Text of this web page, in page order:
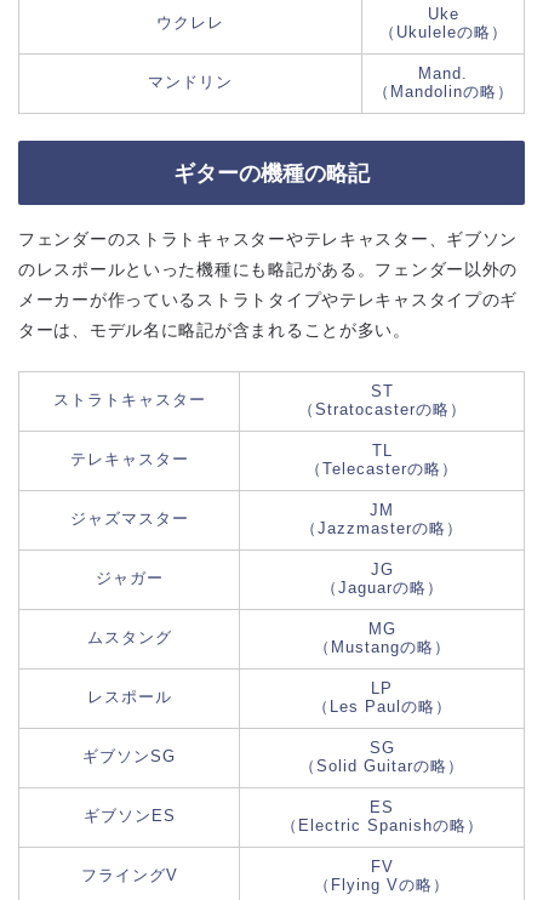
ウクレレ
Uke
（Ukuleleの略）
マンドリン
Mand.
（Mandolinの略）
ギターの機種の略記
フェンダーのストラトキャスターやテレキャスター、ギブソン
のレスポールといった機種にも略記がある。フェンダー以外の
メーカーが作っているストラトタイプやテレキャスタイプのギ
ターは、モデル名に略記が含まれることが多い。
ストラトキャスター
ST
（Stratocasterの略）
テレキャスター
TL
（Telecasterの略）
ジャズマスター
JM
（Jazzmasterの略）
ジャガー
JG
（Jaguarの略）
ムスタング
MG
（Mustangの略）
レスポール
LP
（Les Paulの略）
ギブソンSG
SG
（Solid Guitarの略）
ギブソンES
ES
（Electric Spanishの略）
フライングV
FV
（Flying Vの略）